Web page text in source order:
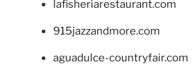
lafisheriarestaurant.com
915jazzandmore.com
aguadulce-countryfair.com